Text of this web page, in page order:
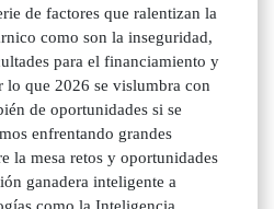
de factores que ralentizan la
como son la inseguridad,
para el financiamiento y
lo que 2026 se vislumbra con
de oportunidades si se
enfrentando grandes
la mesa retos y oportunidades
ganadera inteligente a